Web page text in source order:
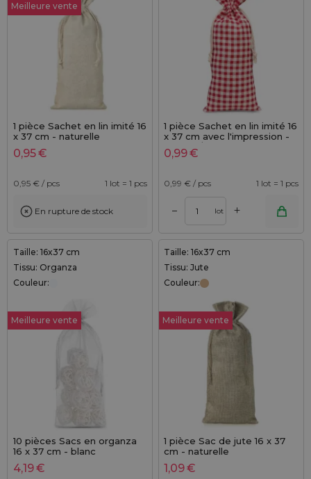
Meilleure vente
1 pièce Sachet en lin imité 16
x 37 cm - naturelle
0,95€
0,95 € / pcs 1 lot = 1 pcs
En rupture de stock
1 pièce Sachet en lin imité 16
x 37 cm avec l'impression -
naturel / treillis rouge
0,99€
0,99 € / pcs 1 lot = 1 pcs
– lot +
Taille: 16x37 cm
Tissu: Organza
Couleur:
Meilleure vente
10 pièces Sacs en organza
16 x 37 cm - blanc
4,19€
Taille: 16x37 cm
Tissu: Jute
Couleur:
Meilleure vente
1 pièce Sac de jute 16 x 37
cm - naturelle
1,09€